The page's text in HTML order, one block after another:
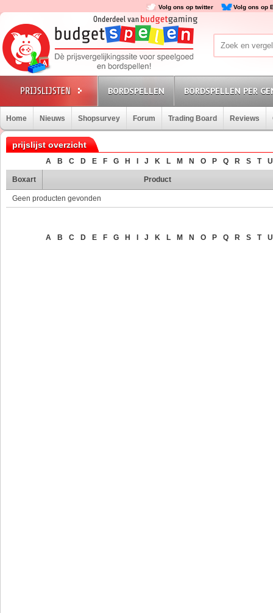
Volg ons op twitter Volg ons op
BORDSPELLEN BORDSPELLEN PER
Home Nieuws Shopsurvey Forum Trading Board Reviews
prijslijst overzicht
A B C D E F G H J K L M N O P Q R S T U
Boxart Product
Geen producten gevonden
A B C D E F G H J K L M N O P Q R S T U